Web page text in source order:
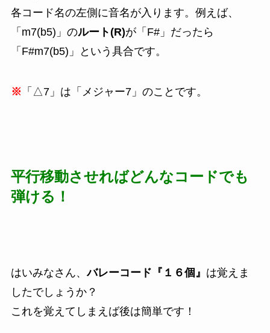
各コード名の左側に音名が入ります。例えば、
「m7(b5)」のルート(R)が「F#」だったら
「F#m7(b5)」という具合です。
※ 「△7」は「メジャー7」のことです。
平行移動させればどんなコードでも
弾ける！
はいみなさん、バレーコード『１６個』 は覚えま
したでしょうか？
これを覚えてしまえば後は簡単です！